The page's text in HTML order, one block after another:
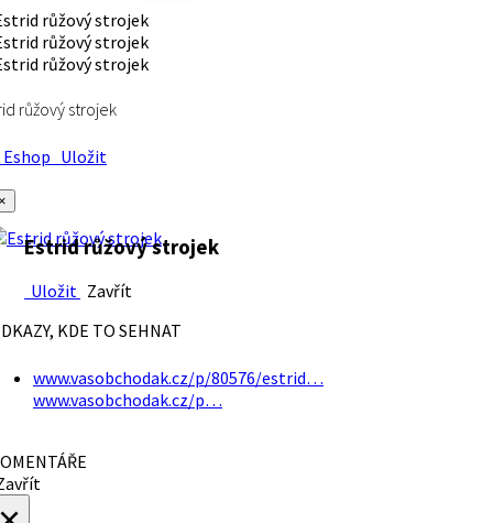
růžový strojek
Uložit
Estrid růžový strojek
Uložit Zavřít
KDE TO SEHNAT
www.vasobchodak.cz/p/80576/estrid…
www.vasobchodak.cz/p…